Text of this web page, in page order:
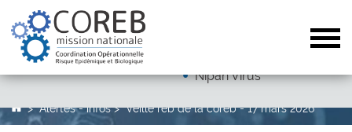
Arboviroses (hors dengue)
Nipah Virus
Alertes - infos Veille reb de la coreb - 17 mars 2026